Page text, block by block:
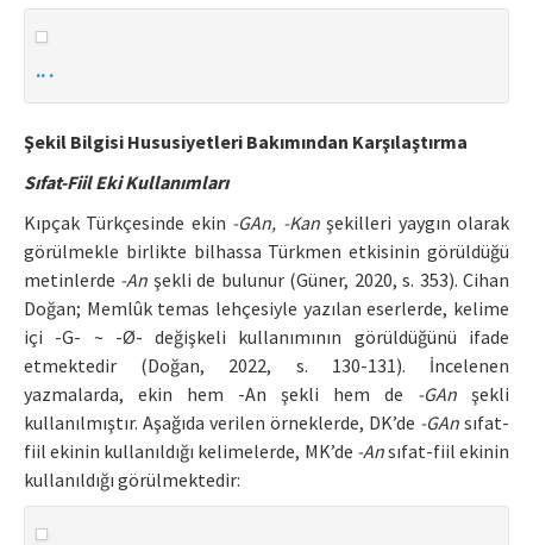
.. .
Şekil Bilgisi Hususiyetleri Bakımından Karşılaştırma
Sıfat-Fiil Eki Kullanımları
Kıpçak Türkçesinde ekin -GAn, -Kanşekilleri yaygın olarak
görülmekle birlikte bilhassa Türkmen etkisinin görüldüğü
metinlerde -An şekli de bulunur (Güner, 2020, s. 353). Cihan
Doğan; Memlûk temas lehçesiyle yazılan eserlerde, kelime
içi -G- ~ -Ø- değişkeli kullanımının görüldüğünü ifade
etmektedir (Doğan, 2022, s. 130-131). İncelenen
yazmalarda, ekin hem -An şekli hem de -GAn şekli
kullanılmıştır. Aşağıda verilen örneklerde, DK’de -GAn sıfat-
fiil ekinin kullanıldığı kelimelerde, MK’de -Ansıfat-fiil ekinin
kullanıldığı görülmektedir: